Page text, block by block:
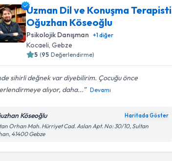
Uzman Dil ve Konuşma Terapisti
Oğuzhan Köseoğlu
Psikolojik Danışman +1diğer
Kocaeli, Gebze
5 (95 Değerlendirme)
sihirli değnek var diyebilirim. Çocuğu önce
alıyor, daha...
Devamı
Köseoğlu Haritada Göster
Orhan Mah. Hürriyet Cad. Aslan Apt. No: 30/10, Sultan
41400 Gebze